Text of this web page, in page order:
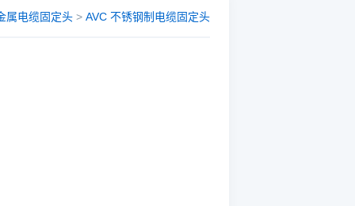
属电缆固定头 > AVC 不锈钢制电缆固定头